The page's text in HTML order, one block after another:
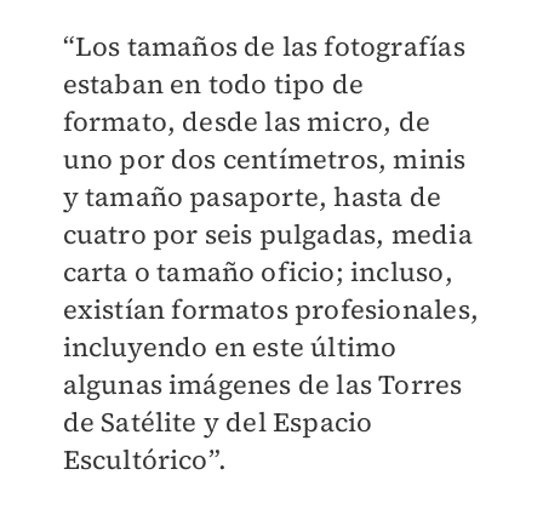
“Los tamaños de las fotografías
estaban en todo tipo de
formato, desde las micro, de
uno por dos centímetros, minis
y tamaño pasaporte, hasta de
cuatro por seis pulgadas, media
carta o tamaño oficio; incluso,
existían formatos profesionales,
incluyendo en este último
algunas imágenes de las Torres
de Satélite y del Espacio
Escultórico”.